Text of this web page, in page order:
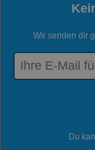
Wir senden dir
Du